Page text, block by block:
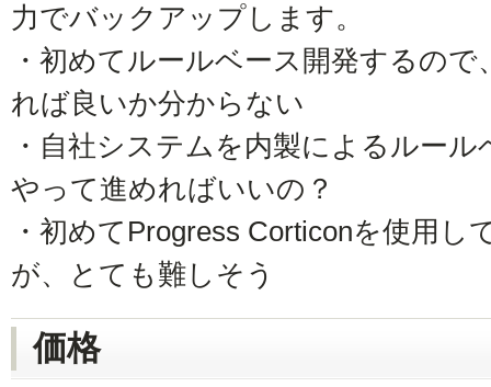
力でバックアップします。
・初めてルールベース開発するの
れば良いか分からない
・自社システムを内製によるルー
やって進めればいいの？
・初めてProgress Corticonを使用
が、とても難しそう
価格